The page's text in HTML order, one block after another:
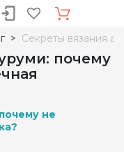
Секреты вязания
почему